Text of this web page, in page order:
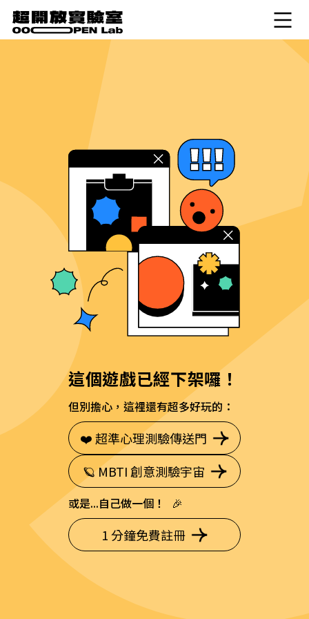
這個遊戲已經下架囉！
但別擔心，這裡還有超多好玩的：
❤️ 超準心理測驗傳送門
🪐 MBTI 創意測驗宇宙
或是...自己做一個！ 🎉
1 分鐘免費註冊